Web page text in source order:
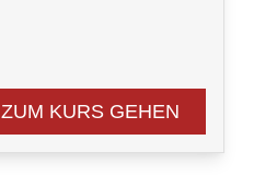
ZUM KURS GEHEN